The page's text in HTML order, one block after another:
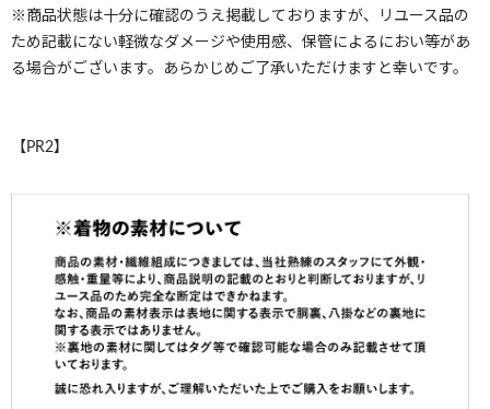
※商品状態は十分に確認のうえ掲載しておりますが、リユース品の
ため記載にない軽微なダメージや使用感、保管によるにおい等があ
る場合がございます。あらかじめご了承いただけますと幸いです。
【PR2】